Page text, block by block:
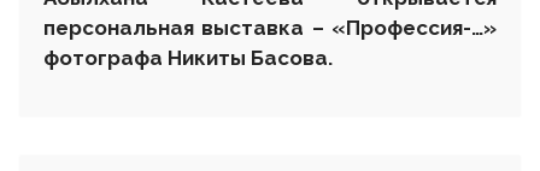
персональная выставка – «Профессия-…»
фотографа Никиты Басова.